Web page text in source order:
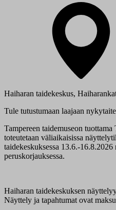
Haiharan taidekeskus,
Tule tutustumaan laajaan
Tampereen taidemuseon
toteutetaan väliaikaisissa
taidekeskuksessa 13.6.-16.8.2026
peruskorjauksessa.
Haiharan taidekeskuksen
Näyttely ja tapahtumat ovat